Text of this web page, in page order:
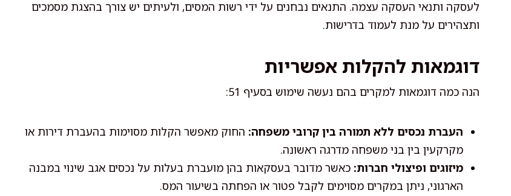
לעסקה ותנאי העסקה עצמה. התנאים נבחנים על ידי רשות המסים, ולעיתים יש צורך בהצגת מסמכים
ותצהירים על מנת לעמוד בדרישות.
דוגמאות להקלות אפשריות
הנה כמה דוגמאות למקרים בהם נעשה שימוש בסעיף 51:
העברת נכסים ללא תמורה בין קרובי משפחה: החוק מאפשר הקלות מסוימות בהעברת דירות או
מקרקעין בין בני משפחה מדרגה ראשונה.
מיזוגים ופיצולי חברות: כאשר מדובר בעסקאות בהן מועברת בעלות על נכסים אגב שינוי במבנה
הארגוני, ניתן במקרים מסוימים לקבל פטור או הפחתה בשיעור המס.